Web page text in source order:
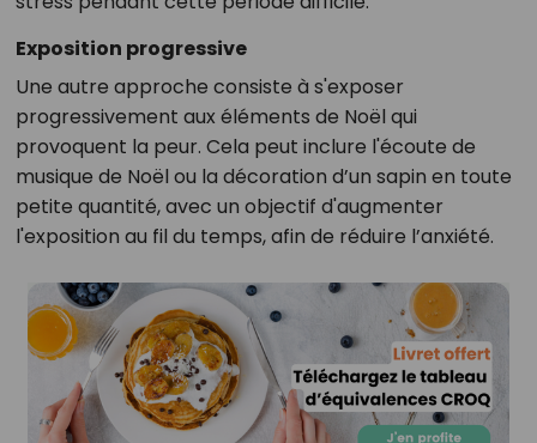
Exposition progressive
Une autre approche consiste à s'exposer
progressivement aux éléments de Noël qui
provoquent la peur. Cela peut inclure l'écoute de
musique de Noël ou la décoration d’un sapin en toute
petite quantité, avec un objectif d'augmenter
l'exposition au fil du temps, afin de réduire l’anxiété.